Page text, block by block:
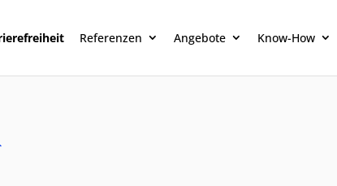
Referenzen Angebote Know-How